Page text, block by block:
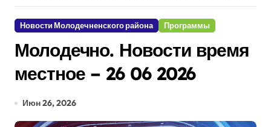
Новости Молодечненского района Программы
Молодечно. Новости время
местное – 26 06 2026
Июн 26, 2026